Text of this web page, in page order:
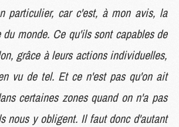
particulier, car c'est, à mon avis, la
monde. Ce qu'ils sont capables de
grâce à leurs actions individuelles,
vu de tel. Et ce n'est pas qu'on ait
certaines zones quand on n'a pas
nous y obligent. Il faut donc d'autant